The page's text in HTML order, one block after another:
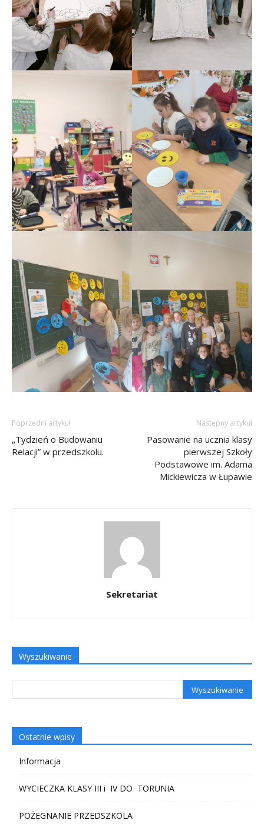
Poprzedni artykuł
„Tydzień o Budowaniu
Relacji” w przedszkolu.
Następny artykuł
Pasowanie na ucznia klasy
pierwszej Szkoły
Podstawowe im. Adama
Mickiewicza w Łupawie
Sekretariat
Wyszukiwanie
Ostatnie wpisy
Informacja
WYCIECZKA KLASY III i IV DO TORUNIA
POŻEGNANIE PRZEDSZKOLA